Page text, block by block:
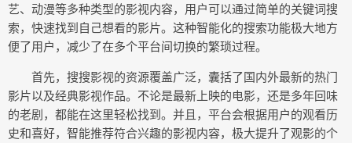
艺、动漫等多种类型的影视内容，用户可以通过简单的关键词搜
索，快速找到自己想看的影片。这种智能化的搜索功能极大地方
便了用户，减少了在多个平台间切换的繁琐过程。
首先，搜搜影视的资源覆盖广泛，囊括了国内外最新的热门
影片以及经典影视作品。不论是最新上映的电影，还是多年回味
的老剧，都能在这里轻松找到。并且，平台会根据用户的观看历
史和喜好，智能推荐符合兴趣的影视内容，极大提升了观影的个